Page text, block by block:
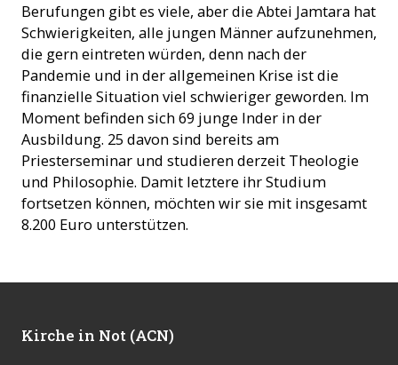
Berufungen gibt es viele, aber die Abtei Jamtara hat
Schwierigkeiten, alle jungen Männer aufzunehmen,
die gern eintreten würden, denn nach der
Pandemie und in der allgemeinen Krise ist die
finanzielle Situation viel schwieriger geworden. Im
Moment befinden sich 69 junge Inder in der
Ausbildung. 25 davon sind bereits am
Priesterseminar und studieren derzeit Theologie
und Philosophie. Damit letztere ihr Studium
fortsetzen können, möchten wir sie mit insgesamt
8.200 Euro unterstützen.
Kirche in Not (ACN)